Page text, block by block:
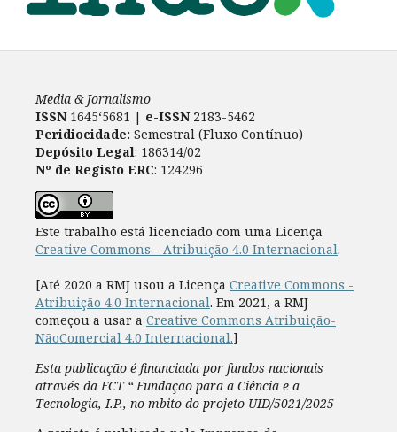
Media & Jornalismo
ISSN 1645‘5681 | e-ISSN2183-5462
Peridiocidade: Semestral (Fluxo Contínuo)
Depósito Legal: 186314/02
Nº de Registo ERC: 124296
Este trabalho está licenciado com uma Licença
Creative Commons - Atribuição 4.0 Internacional.
[Até 2020 a RMJ usou a Licença Creative Commons -
Atribuição 4.0 Internacional. Em 2021, a RMJ
começou a usar a Creative Commons Atribuição-
NãoComercial 4.0 Internacional.]
Esta publicação é financiada por fundos nacionais
através da FCT “ Fundação para a Ciência e a
Tecnologia, I.P., no mbito do projeto UID/5021/2025